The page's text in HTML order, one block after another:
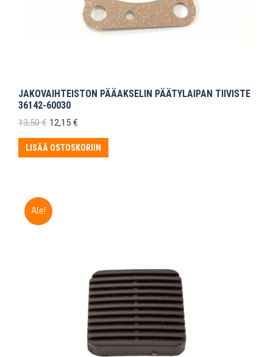
JAKOVAIHTEISTON PÄÄAKSELIN PÄÄTYLAIPAN TIIVISTE
36142-60030
13,50€ Alkuperäinen
oli:
13,50 €.
12,15 €Nykyinen
on:
12,15 €.
LISÄÄ OSTOSKORIIN
Ale!